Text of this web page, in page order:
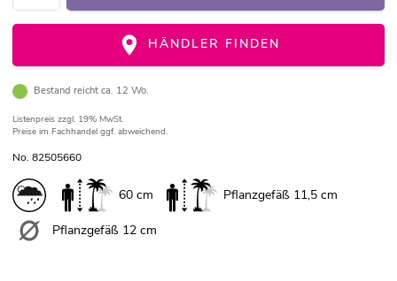
HÄNDLER FINDEN
Bestand reicht ca. 12 Wo.
Listenpreis zzgl. 19% MwSt.
Preise im Fachhandel ggf. abweichend.
No. 82505660
60 cm Pflanzgefäß 11,5 cm
Pflanzgefäß 12 cm